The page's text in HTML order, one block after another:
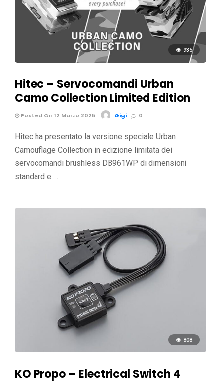
935
Hitec – Servocomandi Urban
Camo Collection Limited Edition
Posted On 12 Marzo 2025 Gigi 0
Hitec ha presentato la versione speciale Urban
Camouflage Collection in edizione limitata dei
servocomandi brushless DB961WP di dimensioni
standard e …
808
KO Propo – Electrical Switch 4